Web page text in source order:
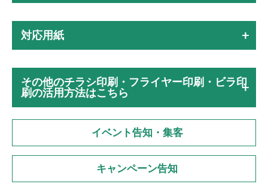
対応用紙
その他のチラシ印刷・フライヤー印刷・ビラ印
刷の活用方法はこちら
イベント告知・集客
キャンペーン告知